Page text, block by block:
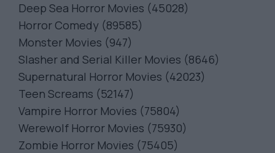
Deep Sea Horror Movies (45028)
Horror Comedy (89585)
Monster Movies (947)
Slasher and Serial Killer Movies (8646)
Supernatural Horror Movies (42023)
Teen Screams (52147)
Vampire Horror Movies (75804)
Werewolf Horror Movies (75930)
Zombie Horror Movies (75405)